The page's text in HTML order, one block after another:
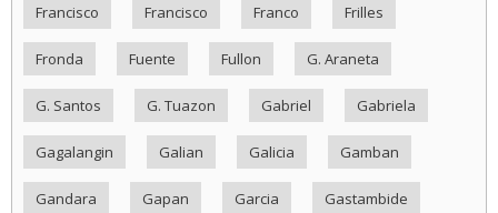
Francisco Francisco Franco Frilles
Fronda Fuente Fullon G. Araneta
G. Santos G. Tuazon Gabriel Gabriela
Gagalangin Galian Galicia Gamban
Gandara Gapan Garcia Gastambide